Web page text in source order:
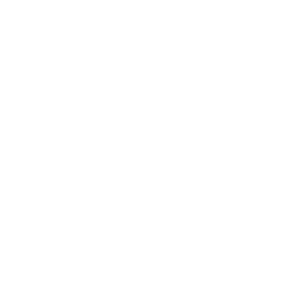
も対応可
探す ▹